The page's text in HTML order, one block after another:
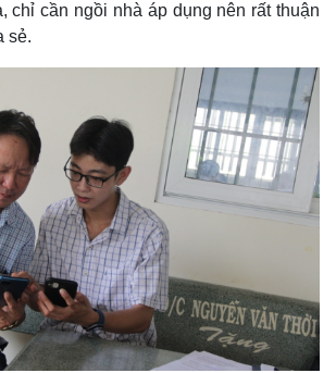
Multimedia
Video
Ảnh
E-Magazine
Infographic
chỉ cần ngồi nhà áp dụng nên rất thuận
sẻ.